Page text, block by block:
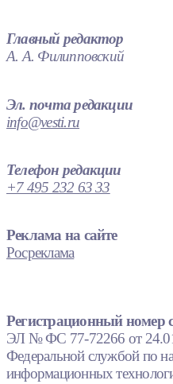
Главный редактор
А. А. Филипповский
Эл. почта редакции
info@vesti.ru
Телефон редакции
+7 495 232 63 33
Реклама на сайте
Росреклама
Регистрационный номер
ЭЛ № ФС 77-72266 от
Федеральной службой по
информационных